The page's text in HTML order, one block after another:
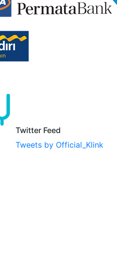
Twitter Feed
Tweets by Official_Klink